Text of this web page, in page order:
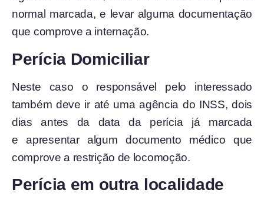
normal marcada, e levar alguma documentação
que comprove a internação.
Perícia Domiciliar
Neste caso o responsável pelo interessado
também deve ir até uma agência do INSS, dois
dias antes da data da perícia já marcada
e apresentar algum documento médico que
comprove a restrição de locomoção.
Perícia em outra localidade